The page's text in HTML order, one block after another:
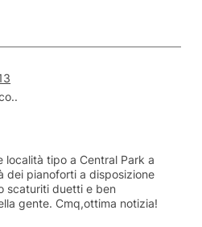
località tipo a Central Park a
dei pianoforti a disposizione
scaturiti duetti e ben
gente. Cmq,ottima notizia!